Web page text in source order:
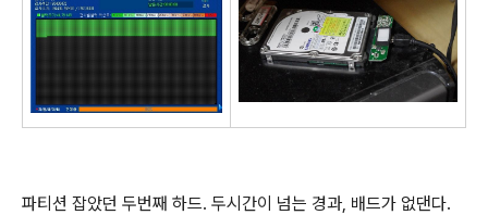
파티션 잡았던 두번째 하드. 두시간이 넘는 경과, 배드가 없댄다.